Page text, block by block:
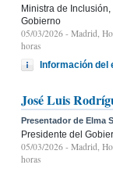
Ministra de
Gobierno
05/03/2026 - Madrid,
horas
Información del
José Luis
Presentador de Elma
Presidente del
05/03/2026 - Madrid,
horas